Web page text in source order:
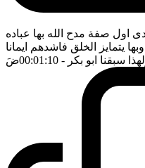
اول صفة مدح الله بها عباده
يتمايز الخلق فاشدهم ايمانا
سبقنا ابو بكر - 00:01:10 ضَ